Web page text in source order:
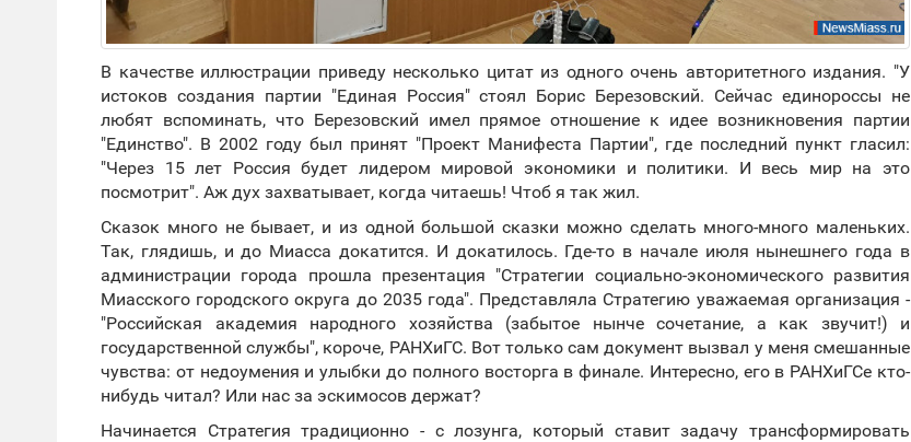
В качестве иллюстрации приведу несколько цитат из одного очень авторитетного издания. "У
истоков создания партии "Единая Россия" стоял Борис Березовский. Сейчас единороссы не
любят вспоминать, что Березовский имел прямое отношение к идее возникновения партии
"Единство". В 2002 году был принят "Проект Манифеста Партии", где последний пункт гласил:
"Через 15 лет Россия будет лидером мировой экономики и политики. И весь мир на это
посмотрит". Аж дух захватывает, когда читаешь! Чтоб я так жил.
Сказок много не бывает, и из одной большой сказки можно сделать много-много маленьких.
Так, глядишь, и до Миасса докатится. И докатилось. Где-то в начале июля нынешнего года в
администрации города прошла презентация "Стратегии социально-экономического развития
Миасского городского округа до 2035 года". Представляла Стратегию уважаемая организация -
"Российская академия народного хозяйства (забытое нынче сочетание, а как звучит!) и
государственной службы", короче, РАНХиГС. Вот только сам документ вызвал у меня смешанные
чувства: от недоумения и улыбки до полного восторга в финале. Интересно, его в РАНХиГСе кто-
нибудь читал? Или нас за эскимосов держат?
Начинается Стратегия традиционно - с лозунга, который ставит задачу трансформировать